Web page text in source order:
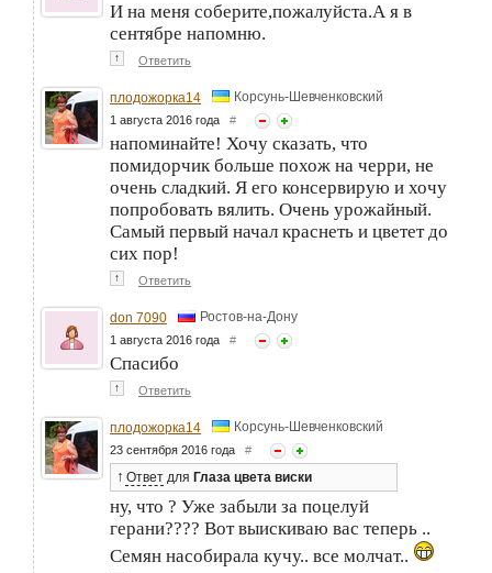
И на меня соберите,пожалуйста.А я в
сентябре напомню.
↑ Ответить
плодожорка14 Корсунь-Шевченковский
1 августа 2016 года #
напоминайте! Хочу сказать, что
помидорчик больше похож на черри, не
очень сладкий. Я его консервирую и хочу
попробовать вялить. Очень урожайный.
Самый первый начал краснеть и цветет до
сих пор!
↑ Ответить
don 7090 Ростов-на-Дону
1 августа 2016 года #
Спасибо
↑ Ответить
плодожорка14 Корсунь-Шевченковский
23 сентября 2016 года #
↑ Ответ для Глаза цвета виски
ну, что ? Уже забыли за поцелуй
герани???? Вот выискиваю вас теперь ..
Семян насобирала кучу.. все молчат..